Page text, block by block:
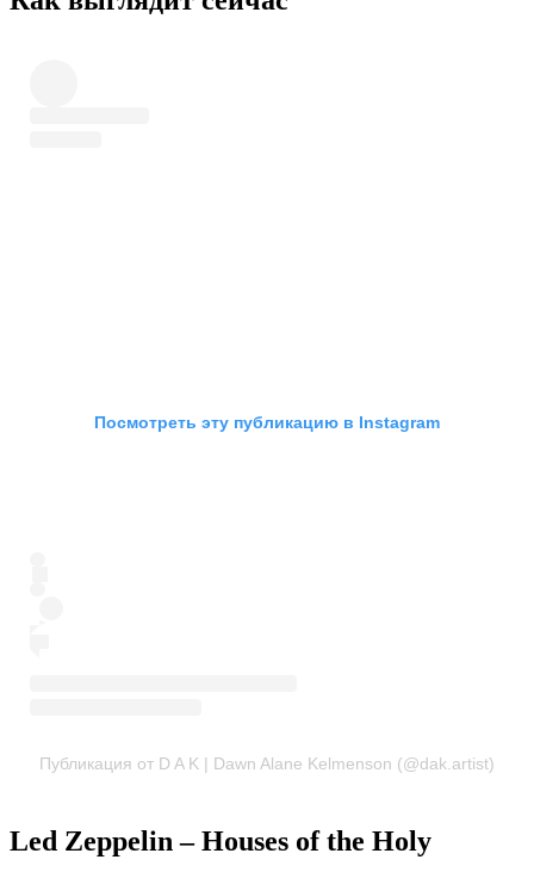
Посмотреть эту публикацию в Instagram
Публикация от D A K | Dawn Alane Kelmenson (@dak.artist)
Led Zeppelin – Houses of the Holy